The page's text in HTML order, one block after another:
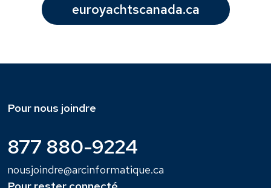
euroyachtscanada.ca
Pour nous joindre
877 880-9224
nousjoindre@arcinformatique.ca